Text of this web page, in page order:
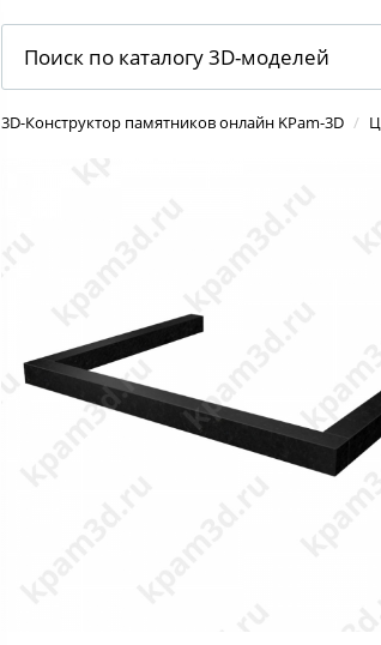
3D-Конструктор памятников онлайн KPam-3D /